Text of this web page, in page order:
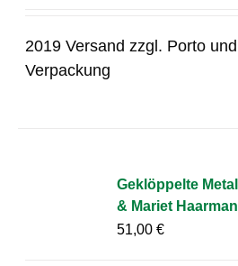
2019 Versand zzgl. Porto und
Verpackung
Geklöppelte
& Mariet
51,00€